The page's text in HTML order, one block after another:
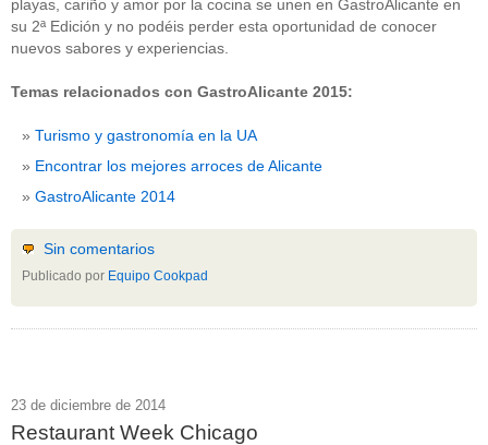
playas, cariño y amor por la cocina se unen en GastroAlicante en
su 2ª Edición y no podéis perder esta oportunidad de conocer
nuevos sabores y experiencias.
Temas relacionados con GastroAlicante 2015:
Turismo y gastronomía en la UA
Encontrar los mejores arroces de Alicante
GastroAlicante 2014
Sin comentarios
Publicado por Equipo Cookpad
23 de diciembre de 2014
Restaurant Week Chicago